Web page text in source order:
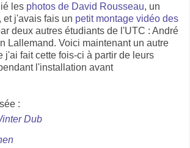
les photos de David Rousseau, un
, et j'avais fais un petit montage vidéo des
deux autres étudiants de l'UTC : André
Lallemand. Voici maintenant un autre
j'ai fait cette fois-ci à partir de leurs
l'installation avant
:
Dub